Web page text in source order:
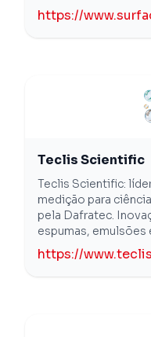
https://
Teclis Scientific
Teclis Scientific:
medição para
pela Dafratec.
espumas, emulsões
https://